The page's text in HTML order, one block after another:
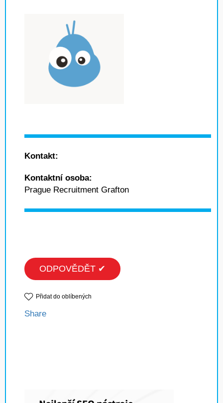
Kontakt:
Kontaktní osoba:
Prague Recruitment Grafton
ODPOVĚDĚT ✔
Přidat do oblíbených
Share